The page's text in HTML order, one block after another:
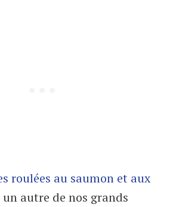
roulées au saumon et aux
autre de nos grands